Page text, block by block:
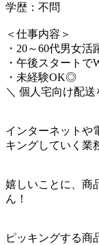
学歴：不問
＜仕事内容＞
・20～60代男女活
・午後スタートで
・未経験OK◎
＼ 個人宅向け配
インターネットや
キングしていく業
嬉しいことに、商
ん！
ピッキングする商